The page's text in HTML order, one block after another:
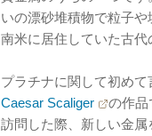
いの漂砂堆積物で粒子や
南米に居住していた古代
プラチナに関して初め
Caesar Scaliger
の作品
訪問した際、新しい金